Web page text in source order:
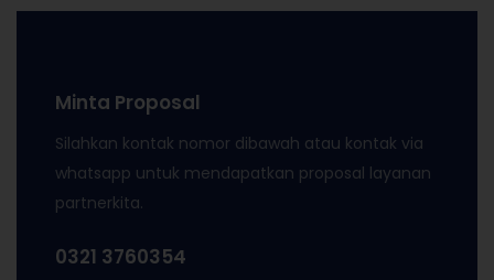
Minta Proposal
Silahkan kontak nomor dibawah atau kontak via
whatsapp untuk mendapatkan proposal layanan
partnerkita.
0321 3760354